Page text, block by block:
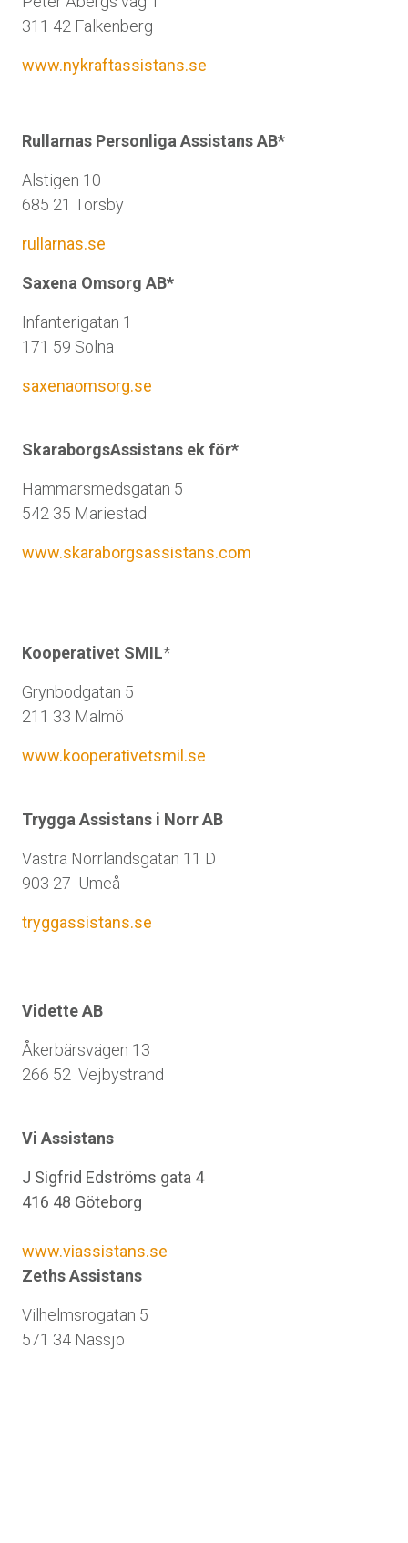
311 42 Falkenberg
www.nykraftassistans.se
Rullarnas Personliga Assistans AB*
Alstigen 10
685 21 Torsby
rullarnas.se
Saxena Omsorg AB*
Infanterigatan 1
171 59 Solna
saxenaomsorg.se
SkaraborgsAssistans ek för*
Hammarsmedsgatan 5
542 35 Mariestad
www.skaraborgsassistans.com
Kooperativet SMIL*
Grynbodgatan 5
211 33 Malmö
www.kooperativetsmil.se
Trygga Assistans i Norr AB
Västra Norrlandsgatan 11 D
903 27 Umeå
tryggassistans.se
Vidette AB
Åkerbärsvägen 13
266 52 Vejbystrand
Vi Assistans
J Sigfrid Edströms gata 4
416 48 Göteborg
www.viassistans.se
Zeths Assistans
Vilhelmsrogatan 5
571 34 Nässjö